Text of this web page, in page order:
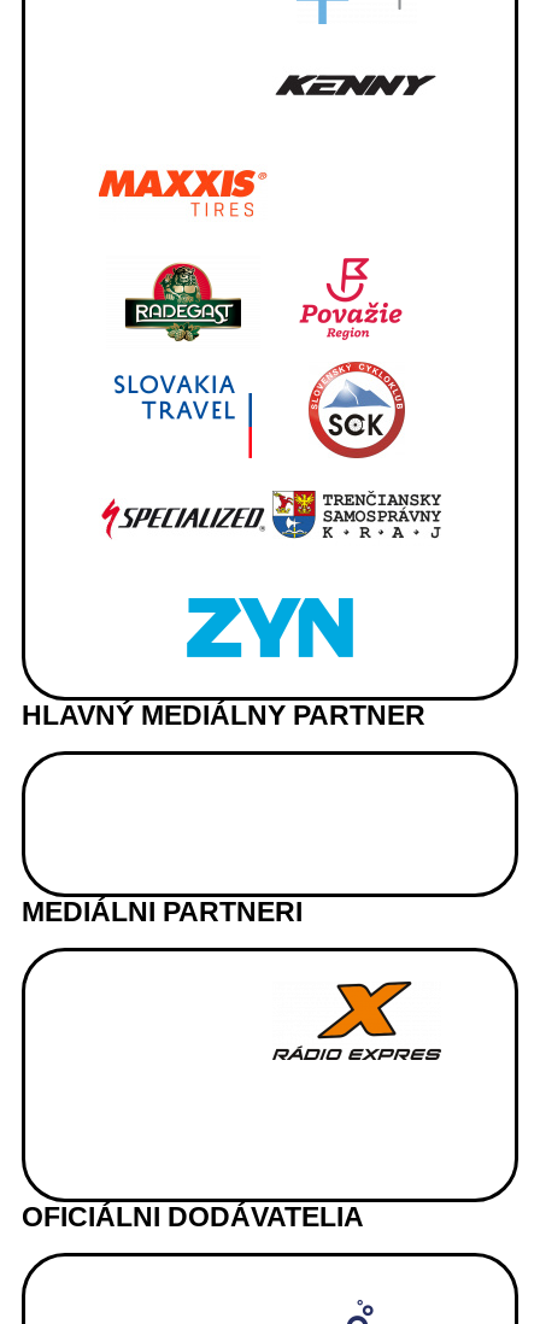
HLAVNÝ MEDIÁLNY PARTNER
MEDIÁLNI PARTNERI
OFICIÁLNI DODÁVATELIA